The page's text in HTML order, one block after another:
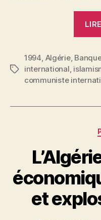
Étiquettes
1994, Algérie,
international,
communiste
et